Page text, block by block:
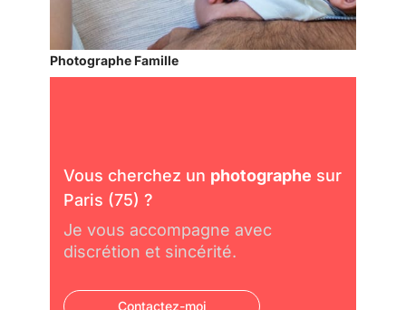
Photographe Famille
Vous cherchez un photographe sur
Paris (75) ?
Je vous accompagne avec
discrétion et sincérité.
Contactez-moi